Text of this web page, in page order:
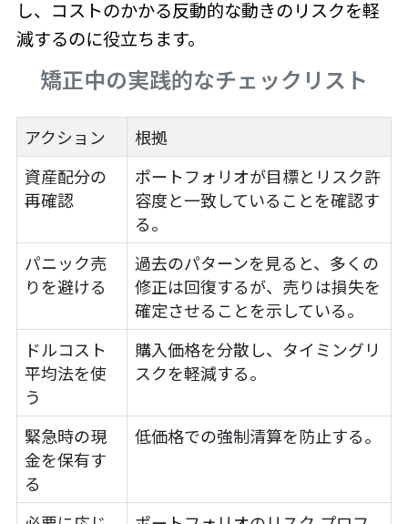
し、コストのかかる反動的な動きのリスクを軽
減するのに役立ちます。
矯正中の実践的なチェックリスト
アクション 根拠
資産配分の
再確認
ポートフォリオが目標とリスク許
容度と一致していることを確認す
る。
パニック売
りを避ける
過去のパターンを見ると、多くの
修正は回復するが、売りは損失を
確定させることを示している。
ドルコスト
平均法を使
う
購入価格を分散し、タイミングリ
スクを軽減する。
緊急時の現
金を保有す
る
低価格での強制清算を防止する。